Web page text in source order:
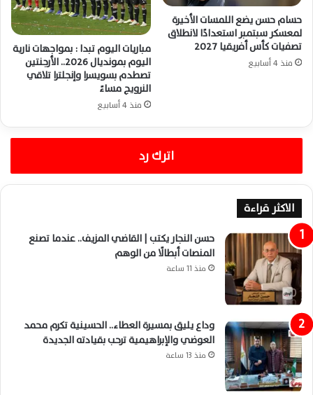
حسام حسن يضع اللمسات الأخيرة
لمعسكر سبتمبر استعدادًا لانطلاق
تصفيات كأس أفريقيا 2027
منذ 4 أسابيع
مباريات اليوم تبدا : بمواجهات نارية
اليوم بمونديال 2026.. الأرجنتين
تصطدم بسويسرا وإنجلترا تلاقي
النرويج مساءً
منذ 4 أسابيع
اترك رد
الاكثر قراءة
حسن النجار يكتب | القاضي المزيف.. عندما تصنع
المنصات أبطالًا من الوهم
منذ 11 ساعة
وداع يليق بمسيرة العطاء.. الحسينية تكرم محمد
العوضي والإبراهيمية ترحب بقيادته الجديدة
منذ 13 ساعة